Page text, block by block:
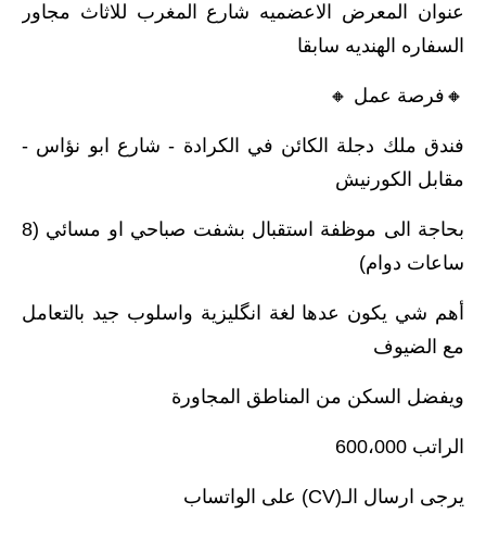
عنوان المعرض الاعضميه شارع المغرب للاثاث مجاور
السفاره الهنديه سابقا
🔸️فرصة عمل 🔸️
فندق ملك دجلة الكائن في الكرادة - شارع ابو نؤاس -
مقابل الكورنيش
بحاجة الى موظفة استقبال بشفت صباحي او مسائي (8
ساعات دوام)
أهم شي يكون عدها لغة انگليزية واسلوب جيد بالتعامل
مع الضيوف
ويفضل السكن من المناطق المجاورة
الراتب 600،000
يرجى ارسال الـ(CV) على الواتساب